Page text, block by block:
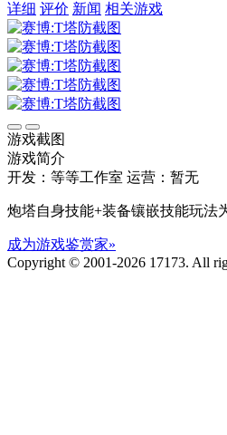
详细 评价 新闻 相关游戏
游戏截图
游戏简介
开发：等等工作室 运营：暂无
炮塔自身技能+装备镶嵌技能玩法
成为游戏鉴赏家»
Copyright © 2001-2026 17173. All